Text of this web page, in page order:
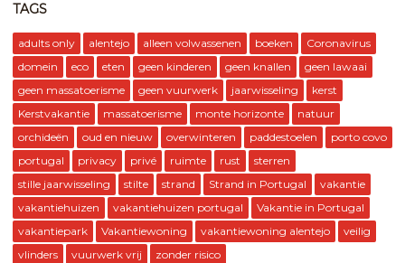
TAGS
adults only alentejo alleen volwassenen boeken
Coronavirus
domein
eco eten geen kinderen geen knallen
geen lawaai
geen massatoerisme
geen vuurwerk jaarwisseling
kerst
Kerstvakantie
massatoerisme monte horizonte
natuur
orchideën
oud en nieuw overwinteren paddestoelen
porto covo
portugal
privacy privé ruimte rust
sterren
stille jaarwisseling
stilte strand Strand in Portugal
vakantie
vakantiehuizen
vakantiehuizen portugal
Vakantie in Portugal
vakantiepark
Vakantiewoning vakantiewoning alentejo
veilig
vlinders
vuurwerk vrij zonder risico